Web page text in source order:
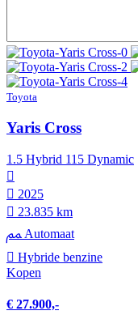
Toyota
Yaris Cross
1.5 Hybrid 115 Dynamic
2025
23.835 km
Automaat
Hybride benzine
Kopen
€ 27.900,-